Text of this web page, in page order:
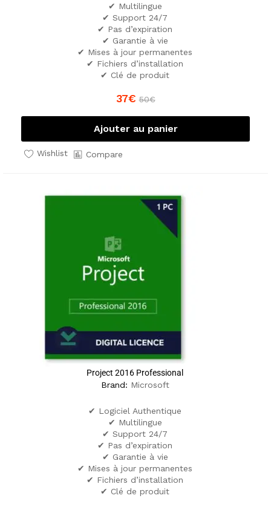
✔ Multilingue
✔ Support 24/7
✔ Pas d’expiration
✔ Garantie à vie
✔ Mises à jour permanentes
✔ Fichiers d’installation
✔ Clé de produit
37€ 50€
Ajouter au panier
Wishlist Compare
Project 2016 Professional
Brand: Microsoft
✔ Logiciel Authentique
✔ Multilingue
✔ Support 24/7
✔ Pas d’expiration
✔ Garantie à vie
✔ Mises à jour permanentes
✔ Fichiers d’installation
✔ Clé de produit